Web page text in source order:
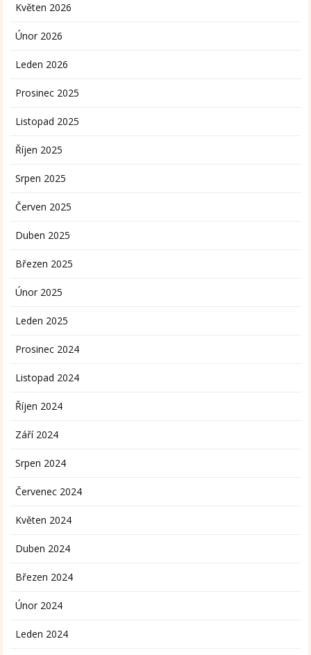
Květen 2026
Únor 2026
Leden 2026
Prosinec 2025
Listopad 2025
Říjen 2025
Srpen 2025
Červen 2025
Duben 2025
Březen 2025
Únor 2025
Leden 2025
Prosinec 2024
Listopad 2024
Říjen 2024
Září 2024
Srpen 2024
Červenec 2024
Květen 2024
Duben 2024
Březen 2024
Únor 2024
Leden 2024